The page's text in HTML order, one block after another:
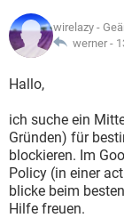
FACEBOOK
WINDOWS 10
WHATSAPP
FACEBOOK
ANDROID
FACEBOOK
LEXIKON
SPIELE
ANDROID
WINDOWS 10
WHATSAPP
FACEBOOK
wirelazy -
werner -
Hallo,
ich suche ein
Gründen) für
blockieren. Im
Policy (in einer
blicke beim
Hilfe freuen.